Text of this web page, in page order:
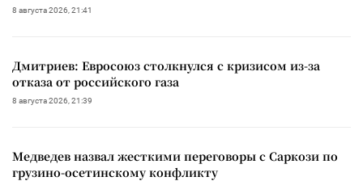
8 августа 2026, 21:41
Дмитриев: Евросоюз столкнулся с кризисом из-за
отказа от российского газа
8 августа 2026, 21:39
Медведев назвал жесткими переговоры с Саркози по
грузино-осетинскому конфликту